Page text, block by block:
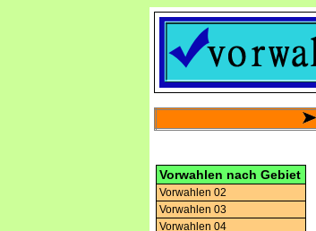
Vorwahlen nach Gebiet
Vorwahlen 02
Vorwahlen 03
Vorwahlen 04